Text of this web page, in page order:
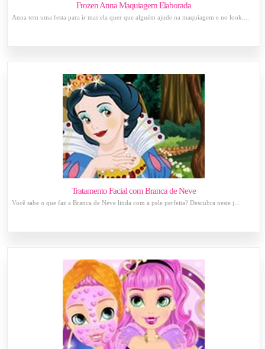
Frozen Anna Maquiagem Elaborada
Anna tem uma festa para ir mas ela quer que alguém ajude na maquiagem e no look....
Tratamento Facial com Branca de Neve
Você sabe o que faz a Branca de Neve linda com a pele perfeita? Descubra neste j...